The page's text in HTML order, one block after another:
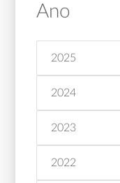
Ano
2025
2024
2023
2022